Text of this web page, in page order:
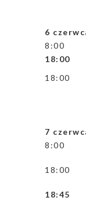
6
8:00
18:00
18:00
7
8:00
18:00
18:45